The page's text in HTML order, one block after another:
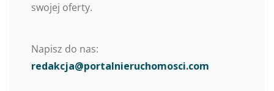
swojej oferty.
Napisz do nas:
redakcja@portalnieruchomosci.com